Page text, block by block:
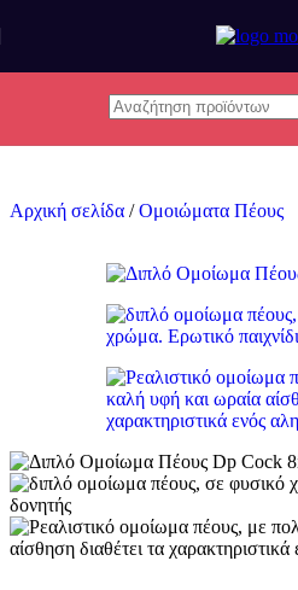
Αρχική σελίδα / Ομοιώματα Πέους